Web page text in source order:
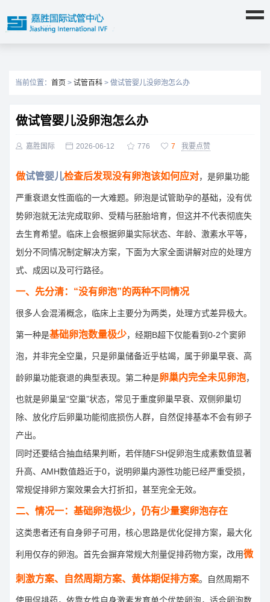
当前位置： 首页 > 试管百科 > 做试管婴儿没卵泡怎么办
做试管婴儿没卵泡怎么办
 嘉胜国际  2026-06-12  776  7 我要点赞
做试管婴儿检查后发现没有卵泡该如何应对，是卵巢功能
严重衰退女性面临的一大难题。卵泡是试管助孕的基础，没有优
势卵泡就无法完成取卵、受精与胚胎培育，但这并不代表彻底失
去生育希望。临床上会根据卵巢实际状态、年龄、激素水平等，
划分不同情况制定解决方案，下面为大家全面讲解对应的处理方
式、成因以及可行路径。
一、先分清：“没有卵泡”的两种不同情况
很多人会混淆概念，临床上主要分为两类，处理方式差异极大。
第一种是基础卵泡数量极少，经期B超下仅能看到0-2个窦卵
泡，并非完全空巢，只是卵巢储备近乎枯竭，属于卵巢早衰、高
龄卵巢功能衰退的典型表现。第二种是卵巢内完全未见卵泡，
也就是卵巢呈“空巢”状态，常见于重度卵巢早衰、双侧卵巢切
除、放化疗后卵巢功能彻底损伤人群，自然促排基本不会有卵子
产出。
同时还要结合抽血结果判断，若伴随FSH促卵泡生成素数值显著
升高、AMH数值趋近于0，说明卵巢内源性功能已经严重受损，
常规促排卵方案效果会大打折扣，甚至完全无效。
二、情况一：基础卵泡极少，仍有少量窦卵泡存在
这类患者还有自身卵子可用，核心思路是优化促排方案，最大化
利用仅存的卵泡。首先会摒弃常规大剂量促排药物方案，改用微
刺激方案、自然周期方案、黄体期促排方案。自然周期不